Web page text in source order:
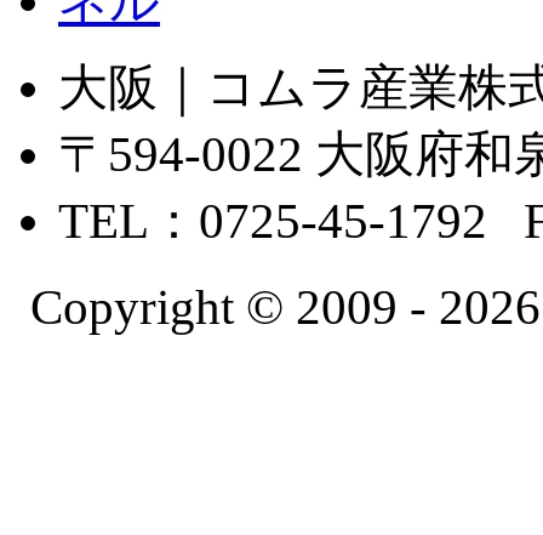
大阪｜コムラ産業株
〒594-0022 大阪府
TEL：0725-45-1792
Copyright © 2009 -